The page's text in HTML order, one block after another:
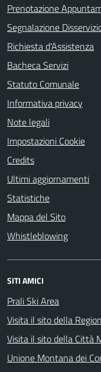
Prenotazione
Segnalazione
Richiesta d'Assistenza
Bacheca Servizi
Statuto Comunale
Informativa privacy
Note legali
Impostazioni Cookie
Credits
Ultimi aggiornamenti
Statistiche
Mappa del Sito
Whistleblowing
SITI AMICI
Prali Ski Area
Visita il sito della
Visita il sito della Città
Unione Montana dei